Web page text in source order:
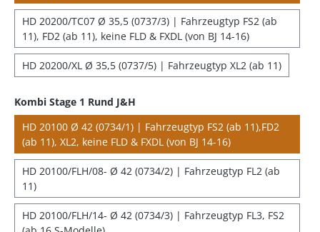
HD 20200/TC07 Ø 35,5 (0737/3) | Fahrzeugtyp FS2 (ab
11), FD2 (ab 11), keine FLD & FXDL (von BJ 14-16)
HD 20200/XL Ø 35,5 (0737/5) | Fahrzeugtyp XL2 (ab 11)
Kombi Stage 1 Rund J&H
HD 20100 Ø 42 (0734/1) | Fahrzeugtyp FS2 (ab 11),FD2
(ab 11), XL2, keine FLD & FXDL (von BJ 14-16)
HD 20100/FLH/08- Ø 42 (0734/2) | Fahrzeugtyp FL2 (ab
11)
HD 20100/FLH/14- Ø 42 (0734/3) | Fahrzeugtyp FL3, FS2